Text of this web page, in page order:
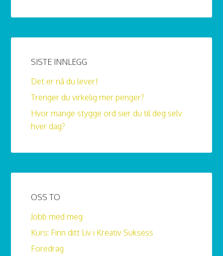
SISTE INNLEGG
Det er nå du lever!
Trenger du virkelig mer penger?
Hvor mange stygge ord sier du til deg selv
hver dag?
OSS TO
Jobb med meg
Kurs: Finn ditt Liv i Kreativ Suksess
Foredrag